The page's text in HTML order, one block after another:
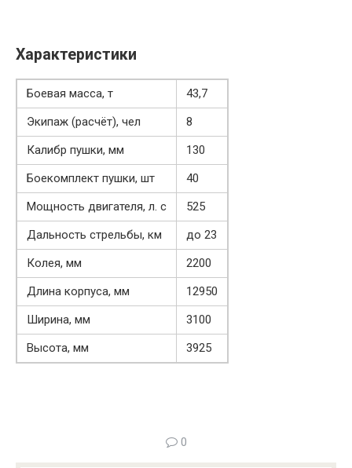
Характеристики
Боевая масса, т
43,7
Экипаж (расчёт), чел
8
Калибр пушки, мм
130
Боекомплект пушки, шт
40
Мощность двигателя, л. с
525
Дальность стрельбы, км
до 23
Колея, мм
2200
Длина корпуса, мм
12950
Ширина, мм
3100
Высота, мм
3925
0